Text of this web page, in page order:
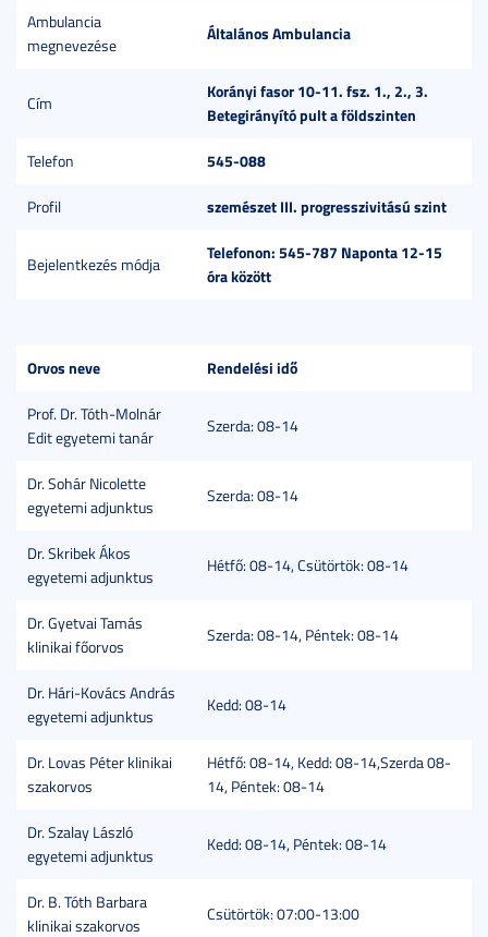
Ambulancia
megnevezése
Általános Ambulancia
Cím
Korányi fasor 10-11. fsz. 1., 2., 3.
Betegirányító pult a földszinten
Telefon 545-088
Profil szemészet III. progresszivitású szint
Bejelentkezés módja
Telefonon: 545-787 Naponta 12-15
óra között
Orvos neve Rendelési idő
Prof. Dr. Tóth-Molnár
Edit egyetemi tanár
Szerda: 08-14
Dr. Sohár Nicolette
egyetemi adjunktus
Szerda: 08-14
Dr. Skribek Ákos
egyetemi adjunktus
Hétfő: 08-14, Csütörtök: 08-14
Dr. Gyetvai Tamás
klinikai főorvos
Szerda: 08-14, Péntek: 08-14
Dr. Hári-Kovács András
egyetemi adjunktus
Kedd: 08-14
Dr. Lovas Péter klinikai
szakorvos
Hétfő: 08-14, Kedd: 08-14,Szerda 08-
14, Péntek: 08-14
Dr. Szalay László
egyetemi adjunktus
Kedd: 08-14, Péntek: 08-14
Dr. B. Tóth Barbara
klinikai szakorvos
Csütörtök: 07:00-13:00